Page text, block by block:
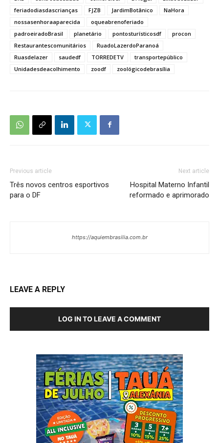
feriadodiasdascrianças
FJZB JardimBotânico
NaHora
nossasenhoraaparecida
oqueabrenoferiado
padroeiradoBrasil
planetário pontosturísticosdf
procon
Restaurantescomunitários
RuadoLazerdoParanoá
Ruasdelazer
saudedf TORREDETV
transportepúblico
Unidadesdeacolhimento
zoodf zoológicodebrasília
Previous article
Três novos centros esportivos
para o DF
Next article
Hospital Materno Infantil
reformado e aprimorado
https://aquiembrasilia.com.br
LEAVE A REPLY
LOG IN TO LEAVE A COMMENT